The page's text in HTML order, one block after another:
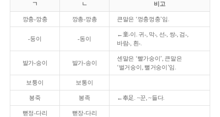
ㄱ ㄴ 비고
깡충-깡충 깡총-깡총 큰말은 ‘껑충껑충’임.
-둥이 -동이
←童-이. 귀-, 막-, 선-, 쌍-, 검-,
바람-, 흰-.
발가-숭이 발가-송이
센말은 ‘빨가숭이’, 큰말은
‘벌거숭이, 뻘거숭이’임.
보퉁이 보통이
봉죽 봉족 ←奉足. ~꾼, ~들다.
뻗정-다리 뻗장-다리